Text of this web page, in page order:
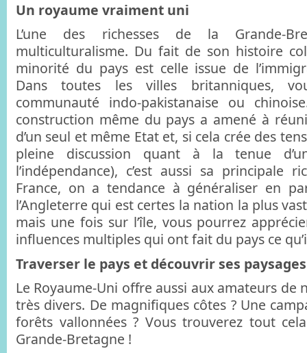
Un royaume vraiment uni
L’une des richesses de la Grande-
multiculturalisme. Du fait de son histoire
minorité du pays est celle issue de
Dans toutes les villes britanniques,
communauté indo-pakistanaise ou
construction même du pays a amené à
d’un seul et même Etat et, si cela crée des
pleine discussion quant à la tenue
l’indépendance), c’est aussi sa principale
France, on a tendance à généraliser en
l’Angleterre qui est certes la nation la plus
mais une fois sur l’île, vous pourrez
influences multiples qui ont fait du pays ce
Traverser le pays et découvrir ses paysages
Le Royaume-Uni offre aussi aux amateurs de
très divers. De magnifiques côtes ? Une
forêts vallonnées ? Vous trouverez tout
Grande-Bretagne !